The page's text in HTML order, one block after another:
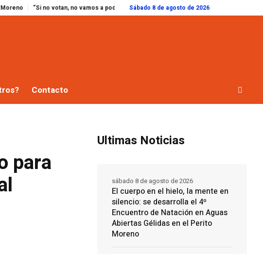
no votan, no vamos a poder terminar la escuela”: Ramiro Egüen envió un nuevo proyecto
Sábado 8 de agosto de 2026
Contacto
para
Ultimas Noticias
El cuerpo en el hielo, la mente en
silencio: se desarrolla el 4º
Encuentro de Natación en Aguas
Abiertas Gélidas en el Perito
Moreno
sábado 8 de agosto de 2026